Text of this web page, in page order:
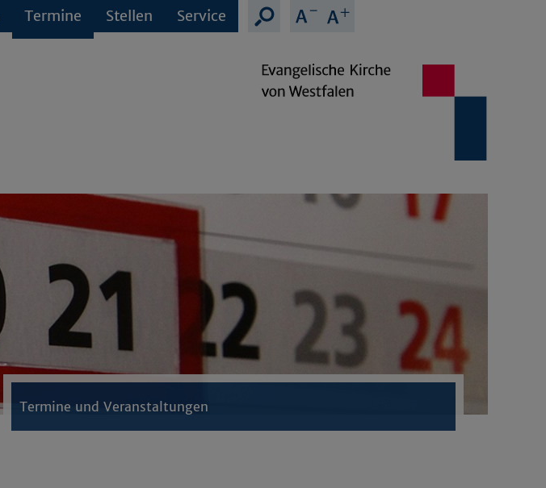
Termine Stellen Service
Termine und Veranstaltungen